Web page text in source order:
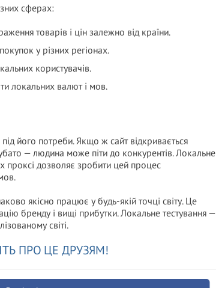
сферах:
товарів і цін залежно від країни.
у різних регіонах.
користувачів.
локальних валют і мов.
його потреби. Якщо ж сайт відкривається
— людина може піти до конкурентів. Локальне
проксі дозволяє зробити цей процес
якісно працює у будь-якій точці світу. Це
бренду і вищі прибутки. Локальне тестування —
світі.
ПРО ЦЕ ДРУЗЯМ!